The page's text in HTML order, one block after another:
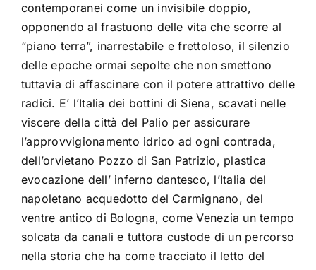
contemporanei come un invisibile doppio,
opponendo al frastuono delle vita che scorre al
“piano terra”, inarrestabile e frettoloso, il silenzio
delle epoche ormai sepolte che non smettono
tuttavia di affascinare con il potere attrattivo delle
radici. E’ l’Italia dei bottini di Siena, scavati nelle
viscere della città del Palio per assicurare
l’approvvigionamento idrico ad ogni contrada,
dell’orvietano Pozzo di San Patrizio, plastica
evocazione dell’ inferno dantesco, l’Italia del
napoletano acquedotto del Carmignano, del
ventre antico di Bologna, come Venezia un tempo
solcata da canali e tuttora custode di un percorso
nella storia che ha come tracciato il letto del